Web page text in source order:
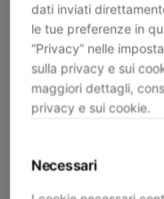
dati inviati
le tue preferenze in
“Privacy” nelle
sulla privacy e sui
maggiori dettagli,
privacy e sui cookie.
Necessari